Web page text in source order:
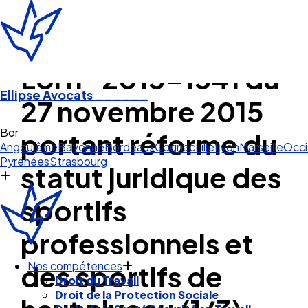
Ellipse Avocats ______
Bordeaux
AngoulêmeBayonneBordeauxCognacLilleLyonMarseille
PyrénéesStrasbourg
Nos compétences
Droit du Travail
Droit de la Protection Sociale
Loi n° 2015-1541 du
27 novembre 2015
portant réforme du
statut juridique des
sportifs
professionnels et
des sportifs de